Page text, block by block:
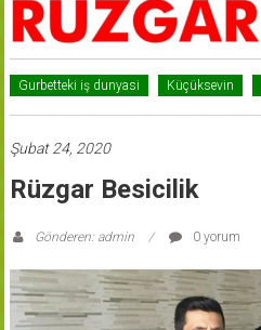
Gurbetteki iş dunyasi Küçüksevin
Şubat 24, 2020
Rüzgar Besicilik
Gönderen: admin 0 yorum